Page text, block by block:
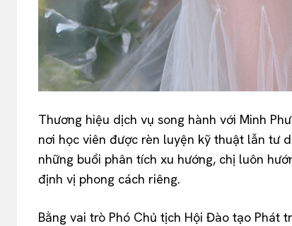
Thương hiệu dịch vụ song hành với Minh
nơi học viên được rèn luyện kỹ thuật lẫn tư
những buổi phân tích xu hướng, chị luôn
định vị phong cách riêng.
Bằng vai trò Phó Chủ tịch Hội Đào tạo Phát